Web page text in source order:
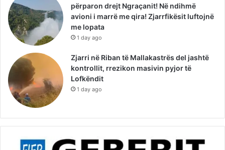
përparon drejt Ngraçanit! Në ndihmë
avioni i marrë me qira! Zjarrfikësit luftojnë
me lopata
1 day ago
Zjarri në Riban të Mallakastrës del jashtë
kontrollit, rrezikon masivin pyjor të
Lofkëndit
1 day ago